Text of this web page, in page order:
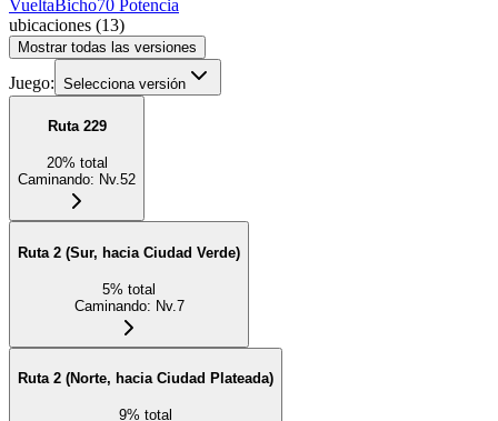
VueltaBicho70 Potencia
ubicaciones (13)
Mostrar todas las versiones
Juego: Selecciona versión
Ruta 229
20% total
Caminando: Nv.52
Ruta 2 (Sur, hacia Ciudad Verde)
5% total
Caminando: Nv.7
Ruta 2 (Norte, hacia Ciudad Plateada)
9% total